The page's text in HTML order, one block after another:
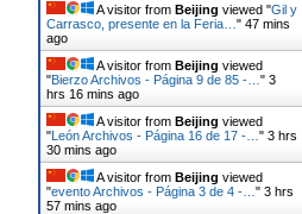
A visitor from Beijing viewed "Gil y
Carrasco, presente en la Feria… " 47 mins
ago
A visitor from Beijing viewed
"Bierzo Archivos - Página 9 de 85 -… " 3
hrs 16 mins ago
A visitor from Beijing viewed
"León Archivos - Página 16 de 17 -… " 3 hrs
30 mins ago
A visitor from Beijing viewed
"evento Archivos - Página 3 de 4 -… " 3 hrs
57 mins ago